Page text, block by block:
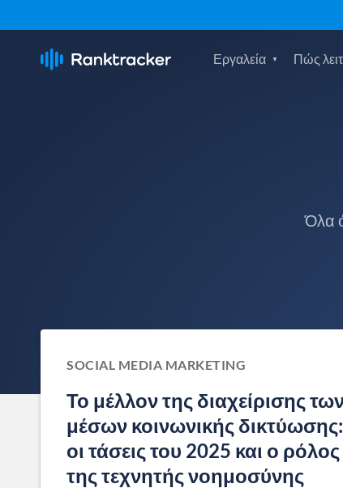
Εργαλεία Πώς
Όλα
SOCIAL MEDIA MARKETING
Το μέλλον της διαχείρισης
μέσων κοινωνικής δικτύωσης:
οι τάσεις του 2025 και ο ρόλος
της τεχνητής νοημοσύνης